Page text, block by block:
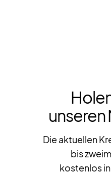
unseren
Die aktuellen
bis
kostenlos